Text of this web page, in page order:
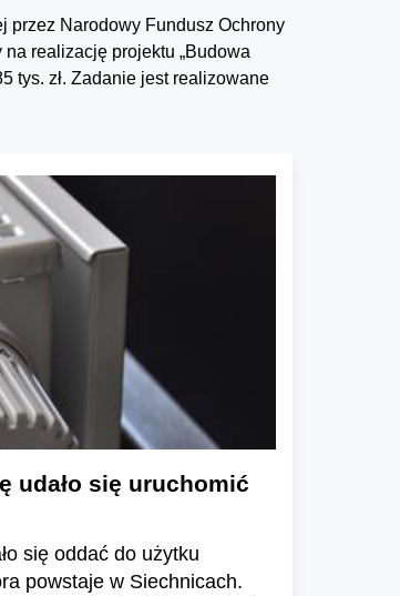
przez Narodowy Fundusz Ochrony
realizację projektu „Budowa
tys. zł. Zadanie jest realizowane
udało się uruchomić
się oddać do użytku
powstaje w Siechnicach.